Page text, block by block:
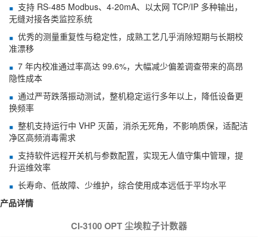
支持 RS-485 Modbus、4-20mA、以太网 TCP/IP 多种输出，
无缝对接各类监控系统
优秀的测量重复性与稳定性，成熟工艺几乎消除短期与长期校
准漂移
7 年内校准通过率高达 99.6%，大幅减少偏差调查带来的高昂
隐性成本
通过严苛跌落振动测试，整机稳定运行多年以上，降低设备更
换频率
整机支持运行中 VHP 灭菌，消杀无死角，不影响质保，适配洁
净区高频消毒需求
支持软件远程开关机与参数配置，实现无人值守集中管理，提
升运维效率
长寿命、低故障、少维护，综合使用成本远低于平均水平
产品详情
CI-3100 OPT 尘埃粒子计数器